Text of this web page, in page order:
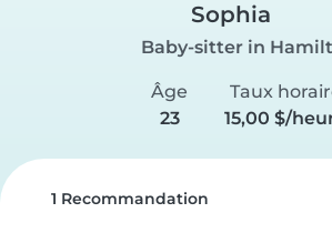
Sophia
Baby-sitter in
Âge
23
Taux
15,00 $/
1 Recommandation